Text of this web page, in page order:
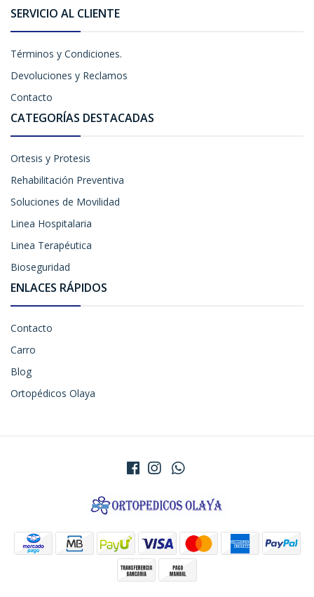
SERVICIO AL CLIENTE
Términos y Condiciones.
Devoluciones y Reclamos
Contacto
CATEGORÍAS DESTACADAS
Ortesis y Protesis
Rehabilitación Preventiva
Soluciones de Movilidad
Linea Hospitalaria
Linea Terapéutica
Bioseguridad
ENLACES RÁPIDOS
Contacto
Carro
Blog
Ortopédicos Olaya